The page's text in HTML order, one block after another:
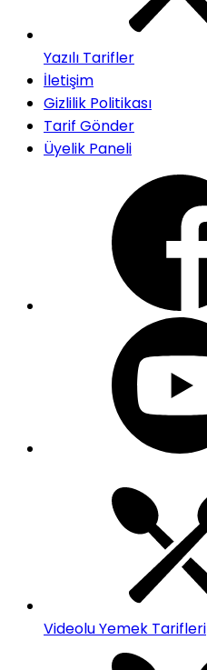
Yazılı Tarifler
İletişim
Gizlilik Politikası
Tarif Gönder
Üyelik Paneli
Videolu Yemek Tarifleri